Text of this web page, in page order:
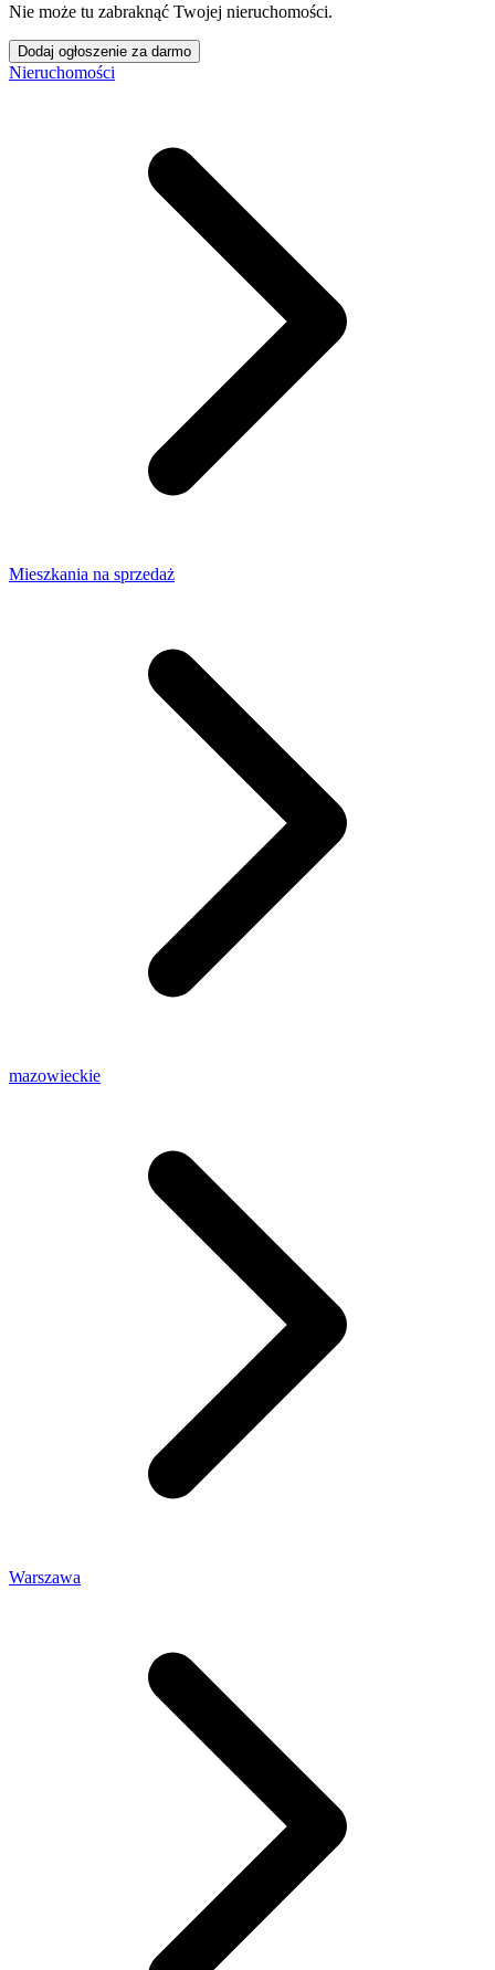
Nie może tu zabraknąć Twojej nieruchomości.
Dodaj ogłoszenie za darmo
Nieruchomości
Mieszkania na sprzedaż
mazowieckie
Warszawa